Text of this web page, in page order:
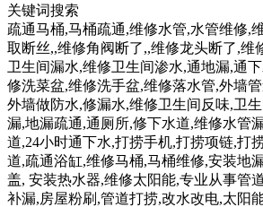
关键词搜索
疏通马桶,马桶疏通,维修水管,水管维修,
取断丝,,维修角阀断了,,维修龙头断了,维
卫生间漏水,维修卫生间渗水,通地漏,通
修洗菜盆,维修洗手盆,维修落水管,外墙
外墙做防水,修漏水,维修卫生间反味,卫
漏,地漏疏通,通厕所,修下水道,维修水管
道,24小时通下水,打捞手机,打捞项链,打
道,疏通浴缸,维修马桶,马桶维修,安装地
盖, 安装热水器,维修太阳能,专业从事管
补漏,房屋粉刷,管道打捞,改水改电,太阳